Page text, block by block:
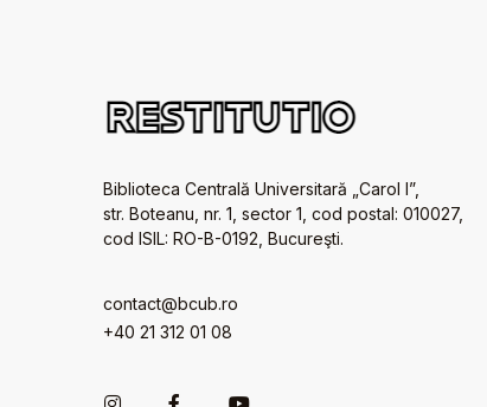
Biblioteca Centrală Universitară „Carol I”,
str. Boteanu, nr. 1, sector 1, cod postal: 010027,
cod ISIL: RO-B-0192, Bucureşti.
contact@bcub.ro
+40 21 312 01 08